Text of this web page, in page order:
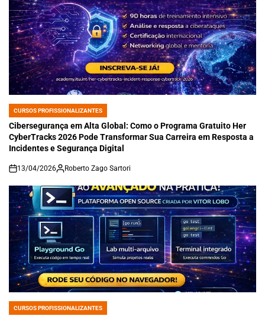
POSTED
IN
CURSOS PROFISSIONALIZANTES
Cibersegurança em Alta Global: Como o Programa Gratuito Her
CyberTracks 2026 Pode Transformar Sua Carreira em Resposta a
Incidentes e Segurança Digital
on
13/04/2026 Roberto Zago Sartori
POSTED
CURSOS PROFISSIONALIZANTES